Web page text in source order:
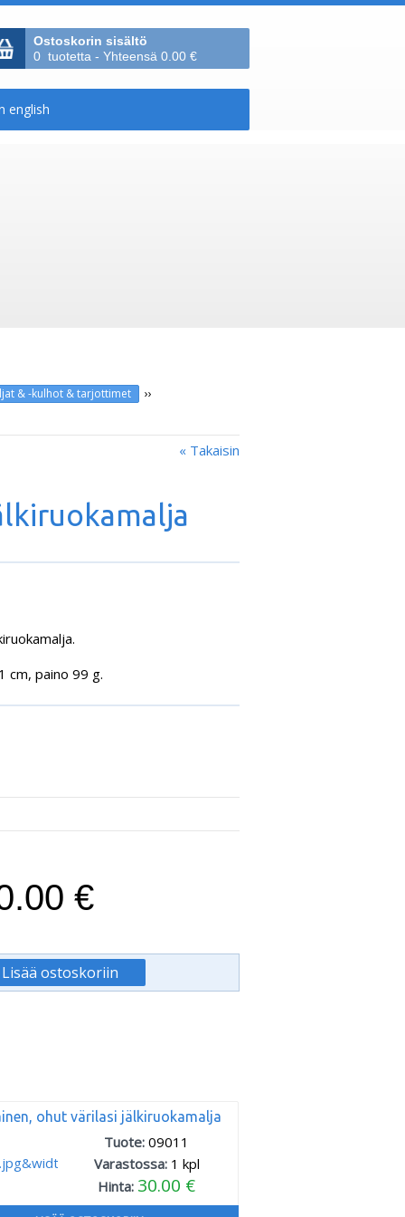
Ostoskorin sisältö
0 tuotetta - Yhteensä 0.00 €
& -kulhot & tarjottimet ››
« Takaisin
cm, paino 99 g.
€
ohut värilasi jälkiruokamalja
Tuote:09011
Varastossa: 1 kpl
Hinta: 30.00 €